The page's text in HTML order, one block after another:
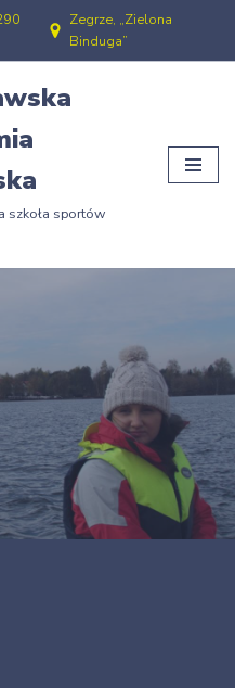
Zegrze, „Zielona
Binduga”
szkoła sportów